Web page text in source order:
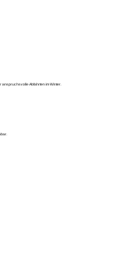
anspruchsvolle Abfahrten im Winter.